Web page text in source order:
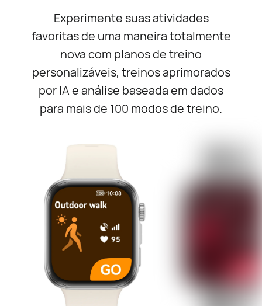
Experimente suas atividades
favoritas de uma maneira totalmente
nova com planos de treino
personalizáveis, treinos aprimorados
por IA e análise baseada em dados
para mais de 100 modos de treino.